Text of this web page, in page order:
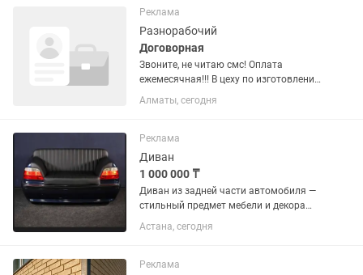
возведение стен и перегородок. ...
Реклама
Разнорабочий
Договорная
Звоните, не читаю смс! Оплата
ежемесячная!!! В цеху по изготовлению
металлических изделий и покраска их
полимерно-порошковая, подготовка
Разгрузка погрузка изделий.
Алматы, сегодня
Реклама
Диван
1 000 000 ₸
Диван из задней части автомобиля —
стильный предмет мебели и декора
Продается оригинальный диван,
изготовленный из задней части
гаража, автосервиса, лаунж-зоны,...
Астана, сегодня
Реклама